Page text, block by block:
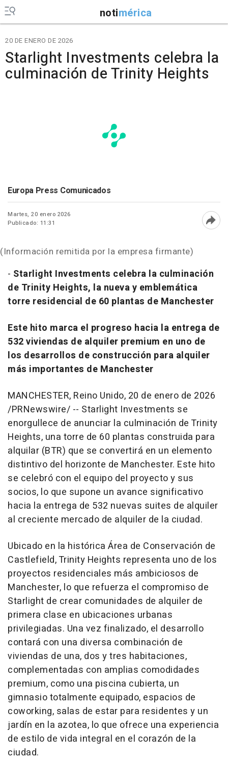
notimérica
20 DE ENERO DE 2026
Starlight Investments celebra la
culminación de Trinity Heights
Europa Press Comunicados
Martes, 20 enero 2026
Publicado: 11:31
(Información remitida por la empresa firmante)
- Starlight Investments celebra la culminación
de Trinity Heights, la nueva y emblemática
torre residencial de 60 plantas de Manchester
Este hito marca el progreso hacia la entrega de
532 viviendas de alquiler premium en uno de
los desarrollos de construcción para alquiler
más importantes de Manchester
MANCHESTER, Reino Unido, 20 de enero de 2026
/PRNewswire/ -- Starlight Investments se
enorgullece de anunciar la culminación de Trinity
Heights, una torre de 60 plantas construida para
alquilar (BTR) que se convertirá en un elemento
distintivo del horizonte de Manchester. Este hito
se celebró con el equipo del proyecto y sus
socios, lo que supone un avance significativo
hacia la entrega de 532 nuevas suites de alquiler
al creciente mercado de alquiler de la ciudad.
Ubicado en la histórica Área de Conservación de
Castlefield, Trinity Heights representa uno de los
proyectos residenciales más ambiciosos de
Manchester, lo que refuerza el compromiso de
Starlight de crear comunidades de alquiler de
primera clase en ubicaciones urbanas
privilegiadas. Una vez finalizado, el desarrollo
contará con una diversa combinación de
viviendas de una, dos y tres habitaciones,
complementadas con amplias comodidades
premium, como una piscina cubierta, un
gimnasio totalmente equipado, espacios de
coworking, salas de estar para residentes y un
jardín en la azotea, lo que ofrece una experiencia
de estilo de vida integral en el corazón de la
ciudad.